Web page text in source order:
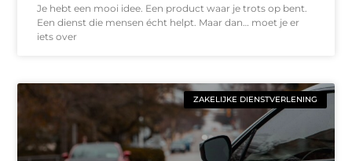
Je hebt een mooi idee. Een product waar je trots op bent.
Een dienst die mensen écht helpt. Maar dan… moet je er
iets over
ZAKELIJKE DIENSTVERLENING